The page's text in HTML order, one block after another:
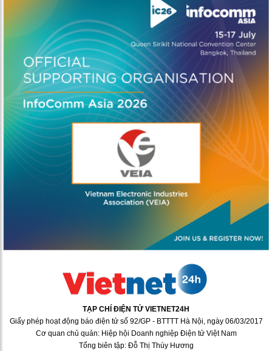
TẠP CHÍ ĐIỆN TỬ VIETNET24H
Giấy phép hoạt động báo điện tử số 92/GP - BTTTT Hà Nội, ngày 06/03/2017
Cơ quan chủ quản: Hiệp hội Doanh nghiệp Điện tử Việt Nam
Tổng biên tập: Đỗ Thị Thúy Hương